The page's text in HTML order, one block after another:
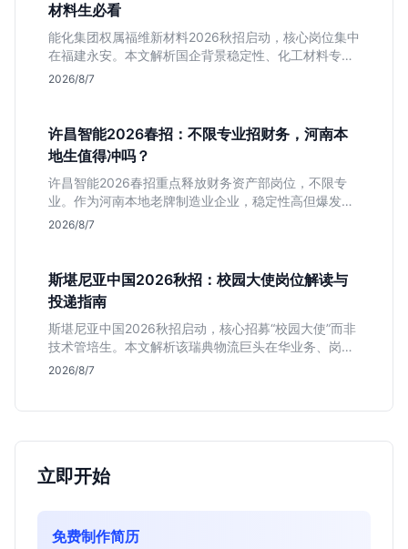
材料生必看
能化集团权属福维新材料2026秋招启动，核心岗位集中
在福建永安。本文解析国企背景稳定性、化工材料专业
匹配度及工作地点限制，助理工科生判断是否值得投
2026/8/7
许昌智能2026春招：不限专业招财务，河南本
地生值得冲吗？
许昌智能2026春招重点释放财务资产部岗位，不限专
业。作为河南本地老牌制造业企业，稳定性高但爆发涨
薪机会少。适合想在本地积累工业场景经验的应届生。
2026/8/7
斯堪尼亚中国2026秋招：校园大使岗位解读与
投递指南
斯堪尼亚中国2026秋招启动，核心招募“校园大使”而非
技术管培生。本文解析该瑞典物流巨头在华业务、岗位
真实职责及不限专业背后的竞争逻辑，助你判断是否值
2026/8/7
立即开始
免费制作简历